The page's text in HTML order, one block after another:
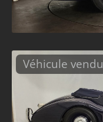
Véhicule vendu